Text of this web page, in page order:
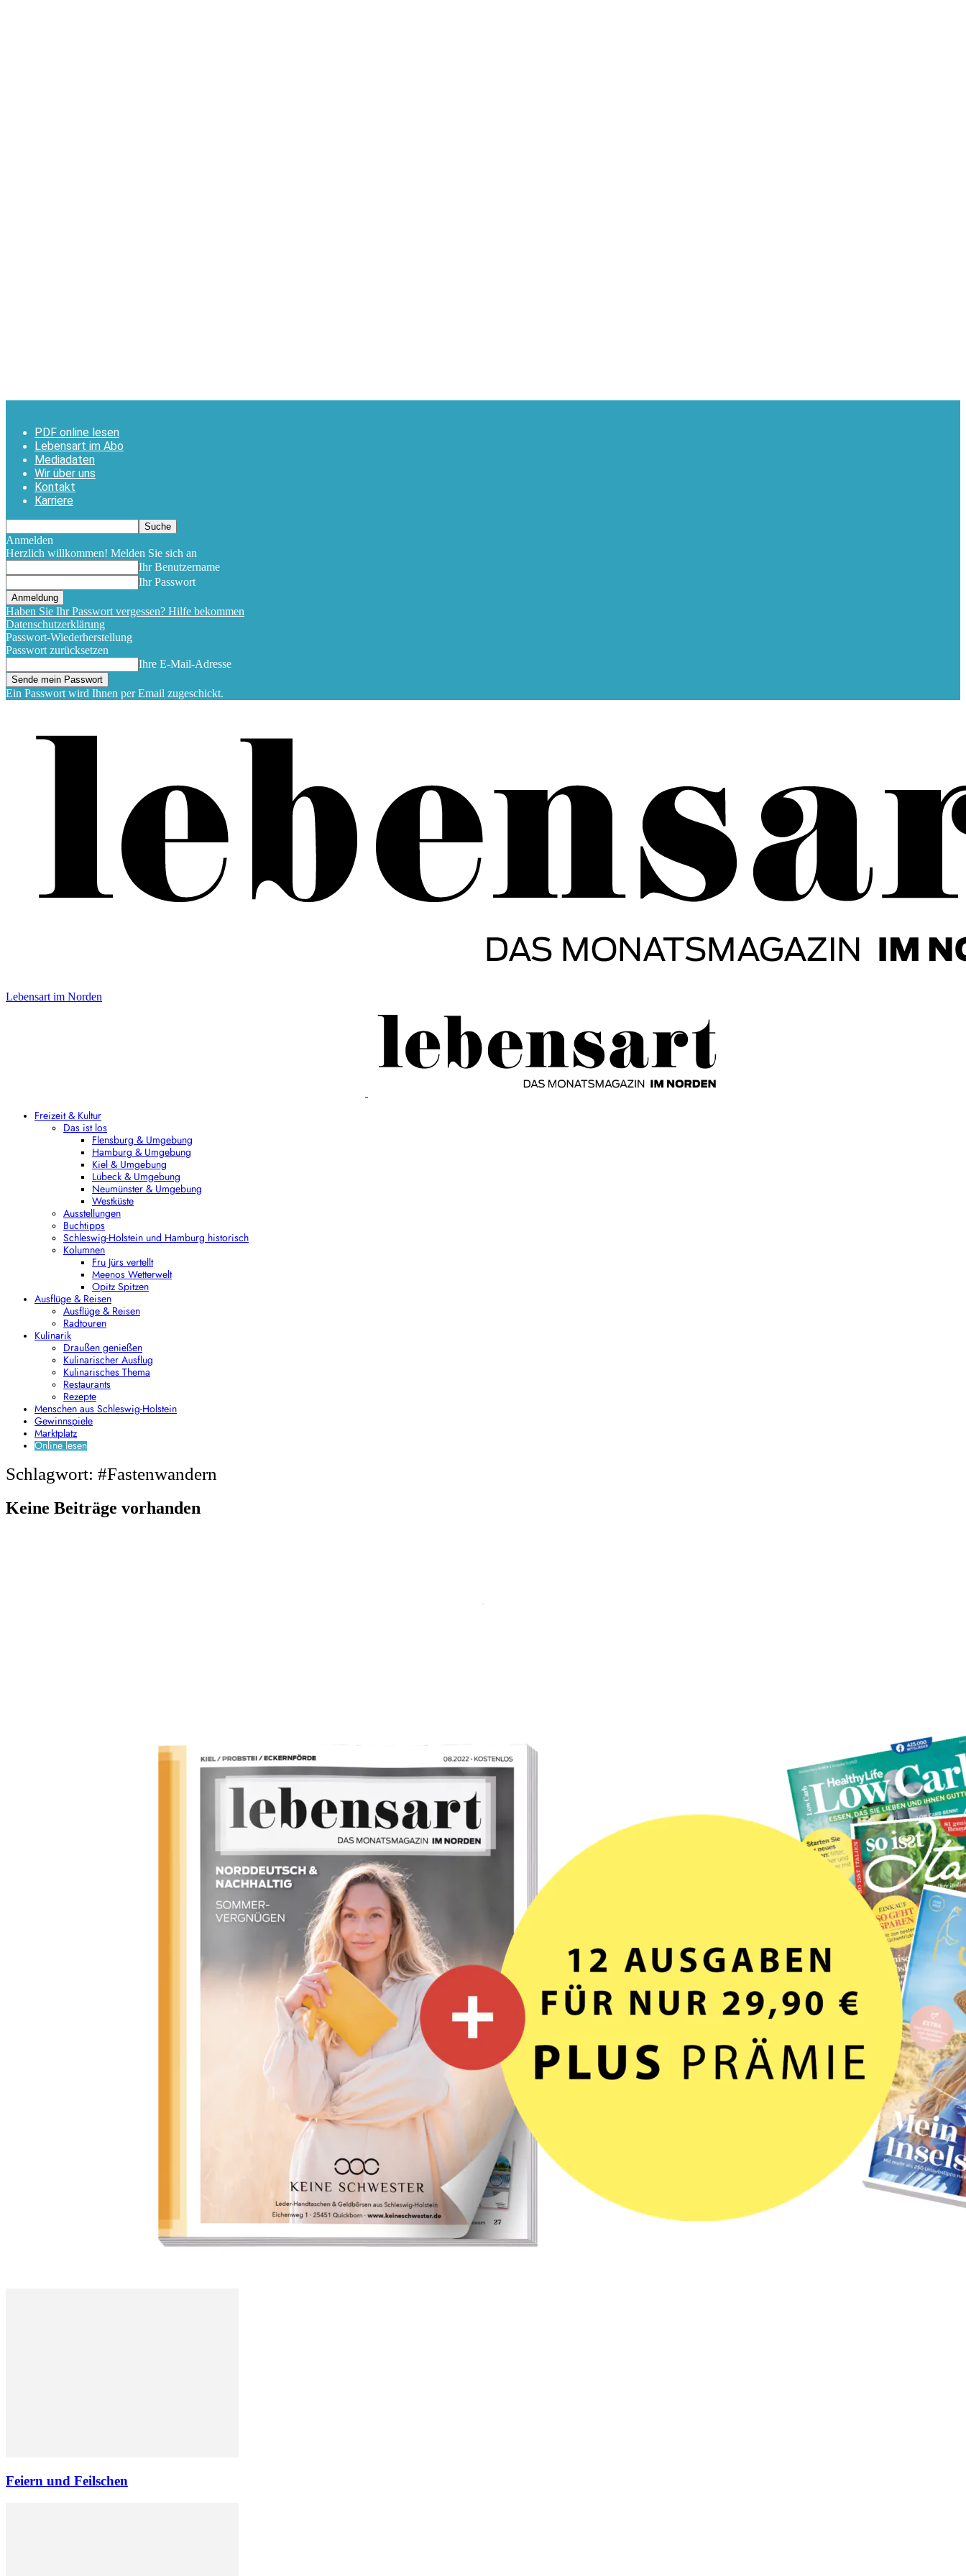
PDF online lesen
Lebensart im Abo
Mediadaten
Wir über uns
Kontakt
Karriere
Anmelden
Herzlich willkommen! Melden Sie sich an
Ihr Benutzername
Ihr Passwort
Haben Sie Ihr Passwort vergessen? Hilfe bekommen
Datenschutzerklärung
Passwort-Wiederherstellung
Passwort zurücksetzen
Ihre E-Mail-Adresse
Ein Passwort wird Ihnen per Email zugeschickt.
Lebensart im Norden
Freizeit & Kultur
Das ist los
Flensburg & Umgebung
Hamburg & Umgebung
Kiel & Umgebung
Lübeck & Umgebung
Neumünster & Umgebung
Westküste
Ausstellungen
Buchtipps
Schleswig-Holstein und Hamburg historisch
Kolumnen
Fru Jürs vertellt
Meenos Wetterwelt
Opitz Spitzen
Ausflüge & Reisen
Ausflüge & Reisen
Radtouren
Kulinarik
Draußen genießen
Kulinarischer Ausflug
Kulinarisches Thema
Restaurants
Rezepte
Menschen aus Schleswig-Holstein
Gewinnspiele
Marktplatz
Online lesen
Schlagwort: #Fastenwandern
Keine Beiträge vorhanden
Feiern und Feilschen